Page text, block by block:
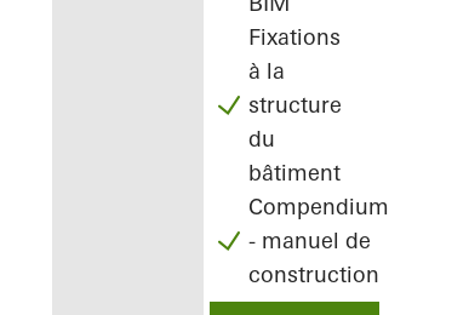
Fixations
à la
structure
du
bâtiment
Compendium
- manuel de
construction